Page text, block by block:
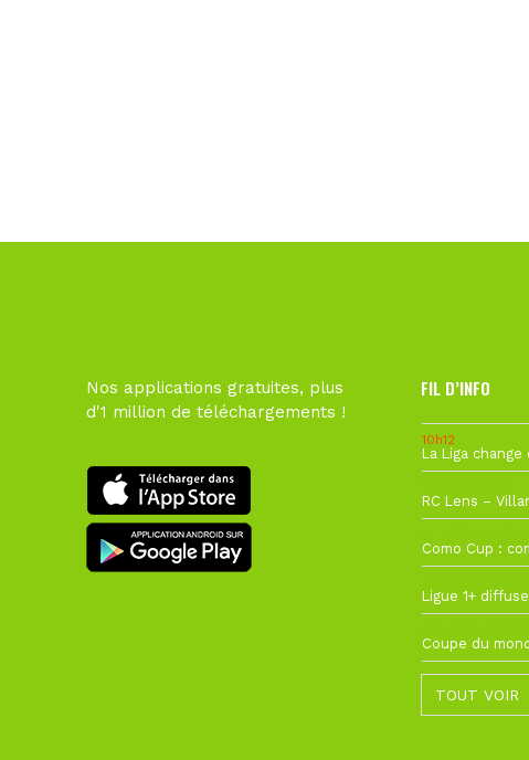
Nos applications gratuites, plus
d'1 million de téléchargements !
FIL D’INFO
10h12
TOUT VOIR